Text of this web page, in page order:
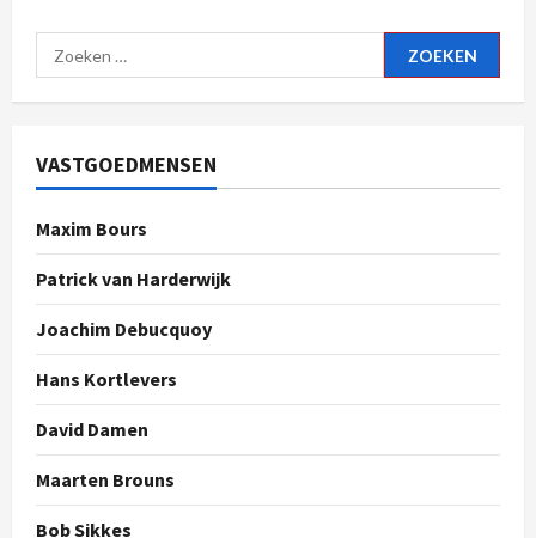
VASTGOEDMENSEN
Maxim Bours
Patrick van Harderwijk
Joachim Debucquoy
Hans Kortlevers
David Damen
Maarten Brouns
Bob Sikkes